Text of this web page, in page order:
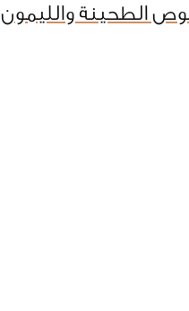
الطحينة والليمون